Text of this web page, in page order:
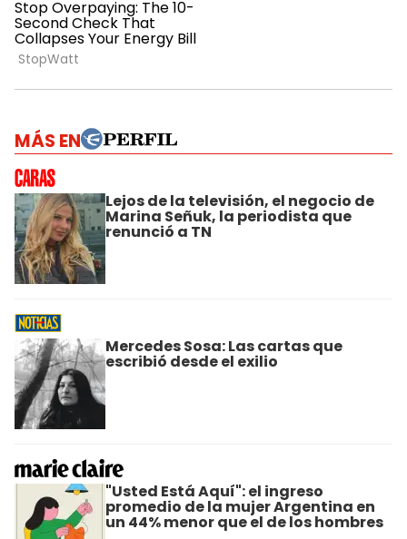
MÁS EN
Lejos de la televisión, el negocio de
Marina Señuk, la periodista que
renunció a TN
Mercedes Sosa: Las cartas que
escribió desde el exilio
"Usted Está Aquí": el ingreso
promedio de la mujer Argentina en
un 44% menor que el de los hombres